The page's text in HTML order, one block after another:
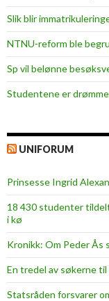
Slik blir
NTNU-reform ble
Sp vil belønne
Studentene er
UNIFORUM
Prinsesse Ingrid
18 430 studenter
i kø
Kronikk: Om Peder Ås
En tredel av søkerne
Statsråden forsvarer